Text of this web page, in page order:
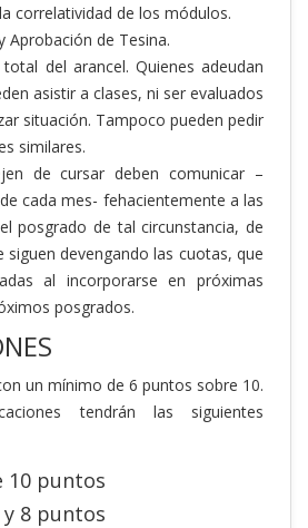
correlatividad de los módulos.
Aprobación de Tesina.
total del arancel. Quienes adeudan
asistir a clases, ni ser evaluados
situación. Tampoco pueden pedir
similares.
de cursar deben comunicar –
cada mes- fehacientemente a las
posgrado de tal circunstancia, de
siguen devengando las cuotas, que
al incorporarse en próximas
posgrados.
un mínimo de 6 puntos sobre 10.
tendrán las siguientes
10 puntos
8 puntos